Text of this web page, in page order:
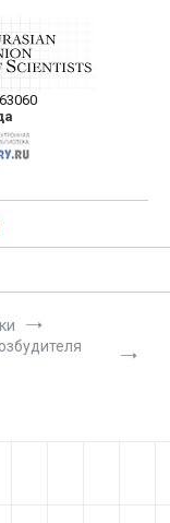
—
в
журнале
научных статей в